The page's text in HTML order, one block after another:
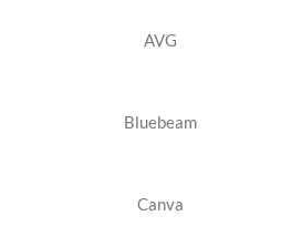
AVG
Bluebeam
Canva